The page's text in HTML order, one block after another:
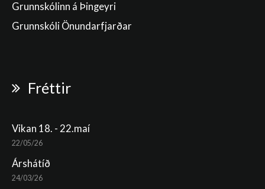
Grunnskólinn á Þingeyri
Grunnskóli Önundarfjarðar
Fréttir
Vikan 18. - 22.maí
22/05/26
Árshátíð
24/03/26